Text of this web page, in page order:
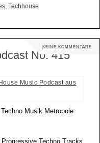
, Techhouse
KEINE KOMMENTARE
No. 415
Music Podcast aus
Musik Metropole
Techno Tracks